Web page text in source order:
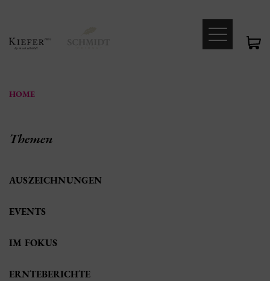
HOME
Themen
AUSZEICHNUNGEN
EVENTS
IM FOKUS
ERNTEBERICHTE